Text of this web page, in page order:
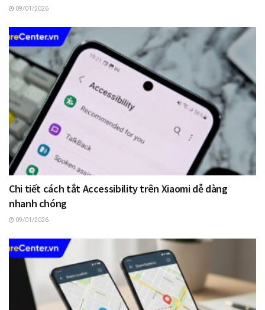
09/01/2026
Chi tiết cách tắt Accessibility trên Xiaomi dễ dàng
nhanh chóng
09/01/2026